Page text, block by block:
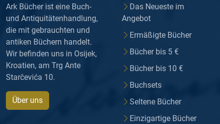
Ark Bücher ist eine Buch-
und Antiquitätenhandlung,
die mit gebrauchten und
antiken Büchern handelt.
Wir befinden uns in Osijek,
Kroatien, am Trg Ante
Starčevića 10.
Über uns
Das Neueste im
Angebot
Ermäßigte Bücher
Bücher bis 5 €
Bücher bis 10 €
Buchsets
Seltene Bücher
Einzigartige Bücher